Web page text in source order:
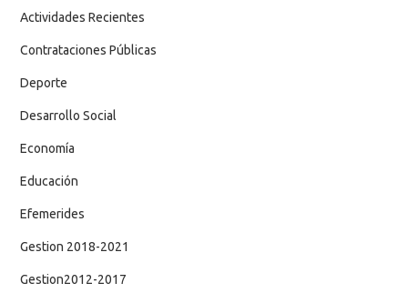
Actividades Recientes
Contrataciones Públicas
Deporte
Desarrollo Social
Economía
Educación
Efemerides
Gestion 2018-2021
Gestion2012-2017